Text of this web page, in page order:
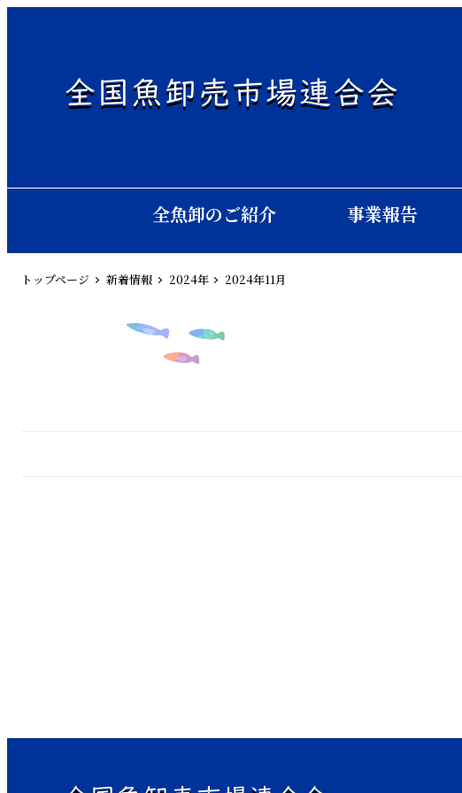
全国魚卸売市場連合会
全魚卸のご紹介 事業報告
トップページ 新着情報 2024年 2024年11月